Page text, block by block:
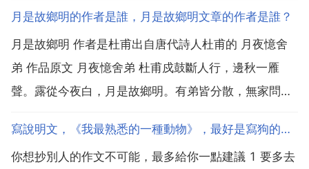
月是故鄉明的作者是誰，月是故鄉明文章的作者是誰？
月是故鄉明 作者是杜甫出自唐代詩人杜甫的 月夜憶舍
弟 作品原文 月夜憶舍弟 杜甫戍鼓斷人行，邊秋一雁
聲。露從今夜白，月是故鄉明。有弟皆分散，無家問死
止通行的鼓聲，秋季的邊境傳來孤雁的哀鳴。今天是白
露節更懷念家裡人，還是覺得家鄉的月亮更明亮。雖有
寫說明文，《我最熟悉的一種動物》，最好是寫狗的，小型犬，左右，初二水平，不要太好
你想抄別人的作文不可能，最多給你一點建議 1 要多去